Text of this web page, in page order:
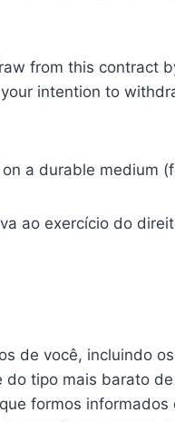
from this contract
intention to
a durable medium
ao exercício do
de você, incluindo
tipo mais barato
formos